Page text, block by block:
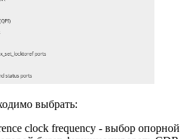
выбрать:
clock frequency - выбор опорной